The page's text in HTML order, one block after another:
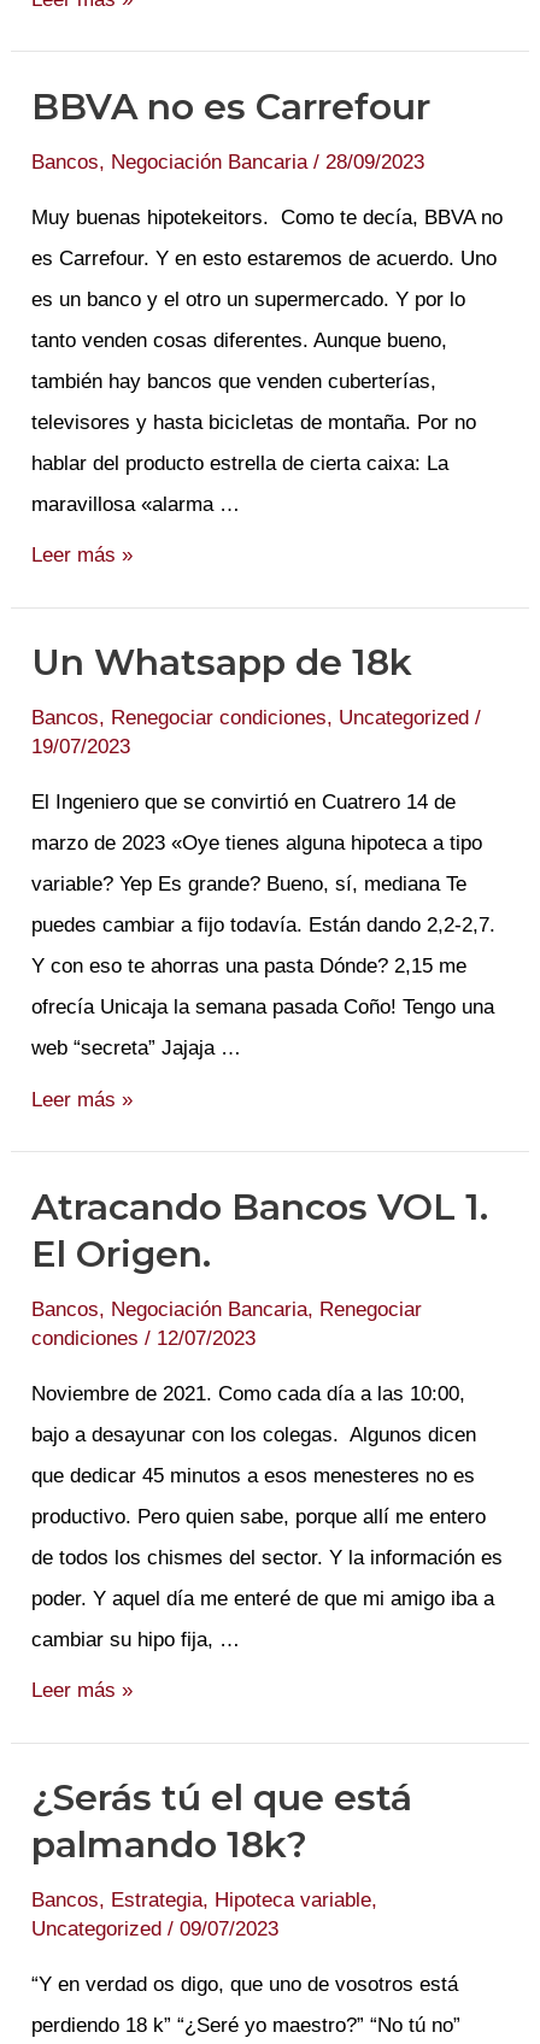
mixtas
BBVA no es Carrefour
Bancos, Negociación Bancaria / 28/09/2023
Muy buenas hipotekeitors. Como te decía, BBVA no
es Carrefour. Y en esto estaremos de acuerdo. Uno
es un banco y el otro un supermercado. Y por lo
tanto venden cosas diferentes. Aunque bueno,
también hay bancos que venden cuberterías,
televisores y hasta bicicletas de montaña. Por no
hablar del producto estrella de cierta caixa: La
maravillosa «alarma …
BBVA
Carrefour
Leer más »
Un Whatsapp de 18k
Bancos, Renegociar condiciones, Uncategorized /
19/07/2023
El Ingeniero que se convirtió en Cuatrero 14 de
marzo de 2023 «Oye tienes alguna hipoteca a tipo
variable? Yep Es grande? Bueno, sí, mediana Te
puedes cambiar a fijo todavía. Están dando 2,2-2,7.
Y con eso te ahorras una pasta Dónde? 2,15 me
ofrecía Unicaja la semana pasada Coño! Tengo una
web “secreta” Jajaja …
Un
18k
Leer más »
Atracando Bancos VOL 1.
El Origen.
Bancos, Negociación Bancaria, Renegociar
condiciones / 12/07/2023
Noviembre de 2021. Como cada día a las 10:00,
bajo a desayunar con los colegas. Algunos dicen
que dedicar 45 minutos a esos menesteres no es
productivo. Pero quien sabe, porque allí me entero
de todos los chismes del sector. Y la información es
poder. Y aquel día me enteré de que mi amigo iba a
cambiar su hipo fija, …
Atracando
1.
El
Origen.
Leer más »
¿Serás tú el que está
palmando 18k?
Bancos, Estrategia, Hipoteca variable,
Uncategorized /09/07/2023
“Y en verdad os digo, que uno de vosotros está
perdiendo 18 k” “¿Seré yo maestro?” “No tú no”